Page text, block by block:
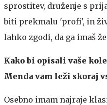
sprostitev, druženje s
biti prekmalu 'profi', in
lahko zgodi, da ga imaš
Kako bi opisali vaše
Menda vam leži skoraj
Osebno imam najraje